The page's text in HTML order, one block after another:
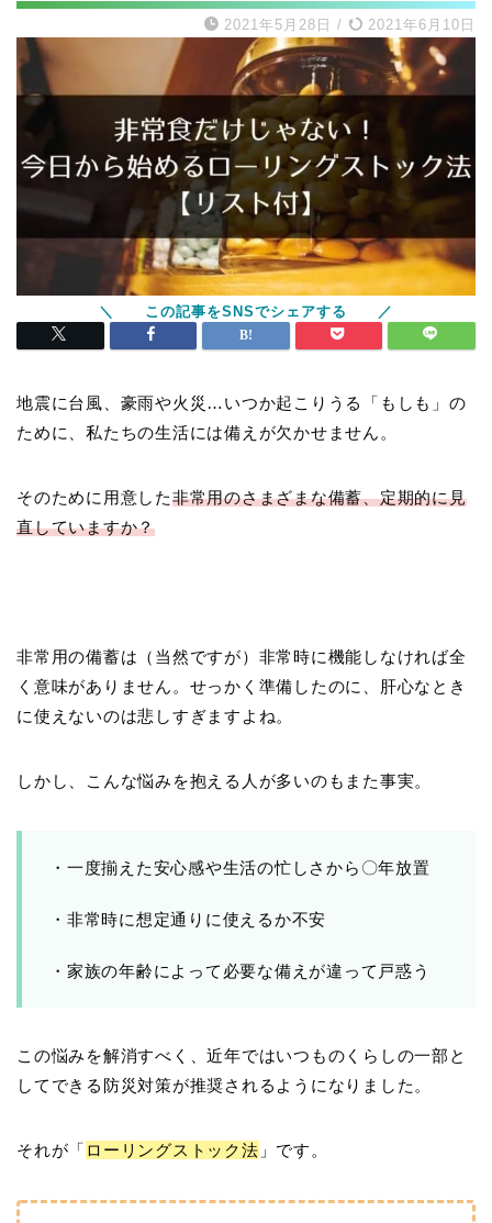
2021年5月28日 / 2021年6月10日
地震に台風、豪雨や火災…いつか起こりうる「もしも」の
ために、私たちの生活には備えが欠かせません。
そのために用意した非常用のさまざまな備蓄、定期的に見
直していますか？
非常用の備蓄は（当然ですが）非常時に機能しなければ全
く意味がありません。せっかく準備したのに、肝心なとき
に使えないのは悲しすぎますよね。
しかし、こんな悩みを抱える人が多いのもまた事実。
・一度揃えた安心感や生活の忙しさから〇年放置
・非常時に想定通りに使えるか不安
・家族の年齢によって必要な備えが違って戸惑う
この悩みを解消すべく、近年ではいつものくらしの一部と
してできる防災対策が推奨されるようになりました。
それが「 ローリングストック法 」です。